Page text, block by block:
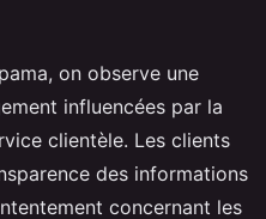
on observe une
influencées par la
clientèle. Les clients
des informations
concernant les